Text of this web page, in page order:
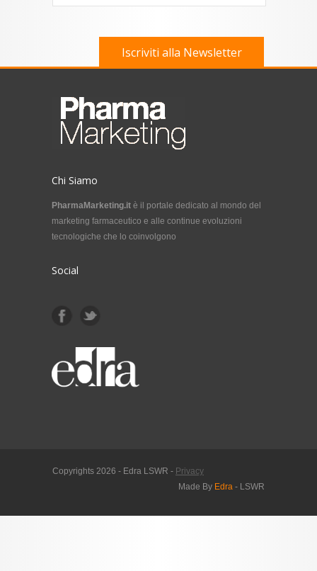
Iscriviti alla Newsletter
Chi Siamo
PharmaMarketing.it è il portale dedicato al mondo del
marketing farmaceutico e alle continue evoluzioni
tecnologiche che lo coinvolgono
Social
Copyrights 2026 - Edra LSWR - Privacy
Made By Edra - LSWR